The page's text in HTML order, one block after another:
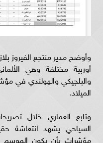
وأوضح مدير منتجع الفيروز
أوربية مختلفة وهي
والبلجيكي والهولندي في
الميلاد.
السياحي يشهد انتعاشة
مؤشرات بأن يكون الموسم